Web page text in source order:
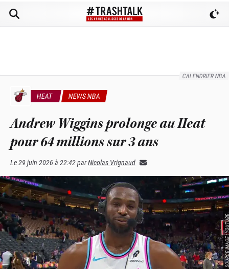
CALENDRIER NBA
HEAT NEWS NBA
Andrew Wiggins prolonge au Heat
pour 64 millions sur 3 ans
Le29 juin 2026 à 22:42parNicolas Vrignaud
SOURCE